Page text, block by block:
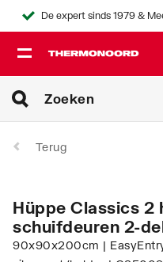
De expert sinds 1979 &
Terug
Hüppe Classics 2
schuifdeuren 2-
90x90x200cm |